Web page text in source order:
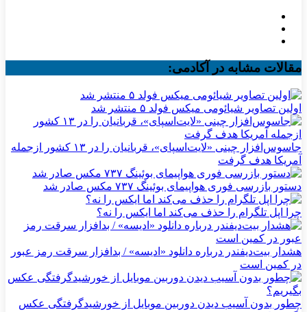
مقالات مشابه در آکادمی:
اولین تصاویر شیائومی میکس فولد ۵ منتشر شد
جاسوس‌افزار چینی «لایت‌اسپای»، قربانیان را در ۱۳ کشور ازجمله
آمریکا هدف گرفت
دستور بازرسی فوری هواپیمای بوئینگ ۷۳۷ مکس صادر شد
چرا اپل تلگرام را حذف می‌کند اما ایکس را نه؟
هشدار بیت‌دیفندر درباره دانلود «ادیسه» / بدافزار سرقت رمز عبور
در کمین است
چطور بدون آسیب دیدن دوربین موبایل از خورشیدگرفتگی عکس